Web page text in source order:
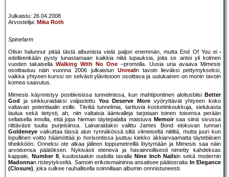
Julkaistu: 26.04.2008
Arvostelija: Mika Roth
Spinefarm
Olisin halunnut pitää tästä albumista vielä paljon enemmän, mutta End Of You ei
edelleenkään pysty lunastamaan kaikkia niitä lupauksia, joita se antoi yli kolmen
vuoden takaisella Walking With No One –promolla. Uusia uria avaava Mimesis
osoittautuu näin vuonna 2006 julkaistun Unrealin tavoin lieväksi pettymykseksi,
vaikka yhtyeen kurssi on selvästi yläviistoon osoittava ja uutukainen on monin tavoin
komea saavutus.
Mimesis käynnistyy positiivisissa tunnelmissa, kun mahtipontinen aloitusbiisi Better
God
ja sinkkuraidaksi valjastettu You Deserve More vyöryttävät yhtyeen koko
valtavan potentiaalin esille. Tiiviitä tunnelmia, tarttuvia kosketinkoukkuja, sielukasta
laulua sekä tietysti, ah, niin valtaisia äänivalleja tarjotaan toinen toisensa perään
sellaisella innolla, että jopa hieman täytepalalta maistuva Memoirsaa siinä sivussa
riittävästi tuulta purjeisiinsa. Lainaraidaksi valittu James Bond elokuvan tunnari
Goldeneye vaikuttaa tässä alun rynnäkössä siltä viimeiseltä niitiltä, mutta juuri kun
lopullinen voitto häämöttää jo horisontissa juuttuu kiekko äkkiarvaamatta täytebiisien
tiheikköön. Onneksi ote alkaa jälleen loppumetreillä löytymään ja Mimesis saa näin
arvoisensa päätöksen. Nykivästi etenevä ja havainnollisesti nimetty kahdeksas
kappale,
Number 8, kuulostaakin oudolla tavalla Nine Inch Nailsin sekä modernin
Madonnan risteytykseltä. Samoin erikoismaininna ansaitsee päätosraita In Elegance
(Closure), joka sulkee rauhallisella soinnillaan albumin onnnistuneesti.